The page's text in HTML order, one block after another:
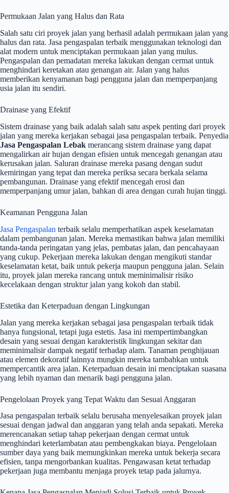
Permukaan Jalan yang Halus dan Rata
Salah satu ciri proyek jalan yang berhasil adalah permukaan jalan yang
halus dan rata. Jasa pengaspalan terbaik menggunakan teknologi dan
alat modern untuk menciptakan permukaan jalan yang mulus.
Pengaspalan dan pemadatan mereka lakukan dengan cermat untuk
menghindari keretakan atau genangan air. Jalan yang halus
memberikan kenyamanan bagi pengguna jalan dan memperpanjang
usia jalan itu sendiri.
Drainase yang Efektif
Sistem drainase yang baik adalah salah satu aspek penting dari proyek
jalan yang mereka kerjakan sebagai jasa pengaspalan terbaik. Penyedia
Jasa Pengaspalan Lebak merancang sistem drainase yang dapat
mengalirkan air hujan dengan efisien untuk mencegah genangan atau
kerusakan jalan. Saluran drainase mereka pasang dengan sudut
kemiringan yang tepat dan mereka periksa secara berkala selama
pembangunan. Drainase yang efektif mencegah erosi dan
memperpanjang umur jalan, bahkan di area dengan curah hujan tinggi.
Keamanan Pengguna Jalan
Jasa Pengaspalan terbaik selalu memperhatikan aspek keselamatan
dalam pembangunan jalan. Mereka memastikan bahwa jalan memiliki
tanda-tanda peringatan yang jelas, pembatas jalan, dan pencahayaan
yang cukup. Pekerjaan mereka lakukan dengan mengikuti standar
keselamatan ketat, baik untuk pekerja maupun pengguna jalan. Selain
itu, proyek jalan mereka rancang untuk meminimalisir risiko
kecelakaan dengan struktur jalan yang kokoh dan stabil.
Estetika dan Keterpaduan dengan Lingkungan
Jalan yang mereka kerjakan sebagai jasa pengaspalan terbaik tidak
hanya fungsional, tetapi juga estetis. Jasa ini mempertimbangkan
desain yang sesuai dengan karakteristik lingkungan sekitar dan
meminimalisir dampak negatif terhadap alam. Tanaman penghijauan
atau elemen dekoratif lainnya mungkin mereka tambahkan untuk
mempercantik area jalan. Keterpaduan desain ini menciptakan suasana
yang lebih nyaman dan menarik bagi pengguna jalan.
Pengelolaan Proyek yang Tepat Waktu dan Sesuai Anggaran
Jasa pengaspalan terbaik selalu berusaha menyelesaikan proyek jalan
sesuai dengan jadwal dan anggaran yang telah anda sepakati. Mereka
merencanakan setiap tahap pekerjaan dengan cermat untuk
menghindari keterlambatan atau pembengkakan biaya. Pengelolaan
sumber daya yang baik memungkinkan mereka untuk bekerja secara
efisien, tanpa mengorbankan kualitas. Pengawasan ketat terhadap
pekerjaan juga membantu menjaga proyek tetap pada jalurnya.